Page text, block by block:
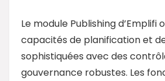
Le module Publishing d’Emplifi
capacités de planification et
sophistiquées avec des
gouvernance robustes. Les